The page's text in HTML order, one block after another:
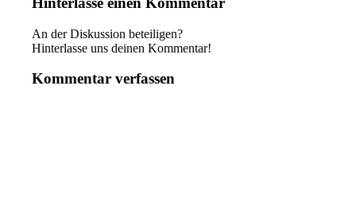
An der Diskussion beteiligen?
Hinterlasse uns deinen Kommentar!
Kommentar verfassen